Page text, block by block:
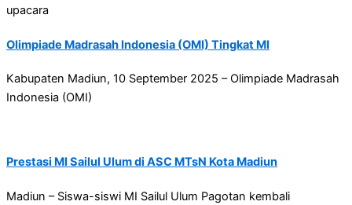
upacara
Olimpiade Madrasah Indonesia (OMI) Tingkat MI
Kabupaten Madiun, 10 September 2025 – Olimpiade Madrasah
Indonesia (OMI)
Prestasi MI Sailul Ulum di ASC MTsN Kota Madiun
Madiun – Siswa-siswi MI Sailul Ulum Pagotan kembali